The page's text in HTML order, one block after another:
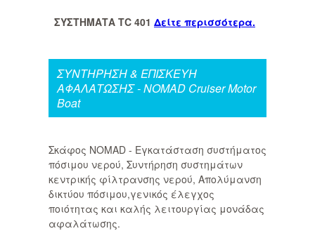
ΣΥΣΤΗΜΑΤΑ TC 401 Δείτε περισσότερα.
ΣΥΝΤΗΡΗΣΗ & ΕΠΙΣΚΕΥΗ
ΑΦΑΛΑΤΩΣΗΣ - NOMAD Cruiser Motor
Boat
Σκάφος NOMAD - Εγκατάσταση συστήματος
πόσιμου νερού, Συντήρηση συστημάτων
κεντρικής φίλτρανσης νερού, Απολύμανση
δικτύου πόσιμου,γενικός έλεγχος
ποιότητας και καλής λειτουργίας μονάδας
αφαλάτωσης.